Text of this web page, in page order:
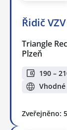
Řidič
Triangle
Plzeň
190 –
Zveřejněno: